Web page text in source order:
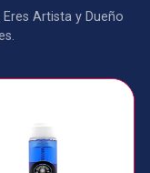
Artista y Dueño